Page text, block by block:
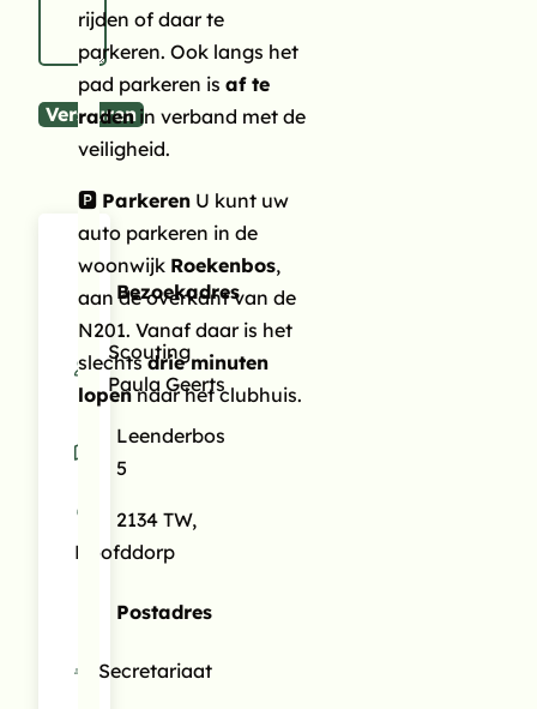
Versturen
Bezoekadres
Scouting
Paula Geerts
Leenderbos
5
2134 TW,
Hoofddorp
Postadres
Secretariaat
rijden of daar te
parkeren. Ook langs het
pad parkeren isaf te
radenin verband met de
veiligheid.
🅿️ Parkeren U kunt uw
auto parkeren in de
woonwijk Roekenbos,
aan de overkant van de
N201. Vanaf daar is het
slechtsdrie minuten
lopennaar het clubhuis.